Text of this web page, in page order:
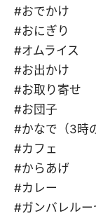
#おでかけ
#おにぎり
#オムライス
#お出かけ
#お取り寄せ
#お団子
#かなで（3時
#カフェ
#からあげ
#カレー
#ガンバレルー